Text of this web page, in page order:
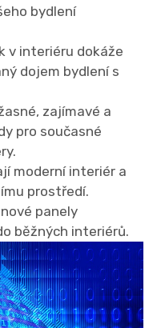
bydlení
interiéru dokáže
dojem bydlení s
zajímavé a
pro současné
interiér a
prostředí.
panely
běžných interiérů.